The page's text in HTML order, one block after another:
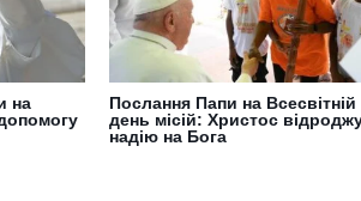
на
Послання Папи на Всесвітній
день місій: Христос
надію на Бога